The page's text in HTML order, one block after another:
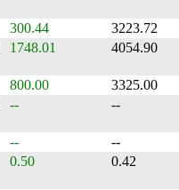
300.44
3223.72
1748.01 4054.90
800.00
3325.00
-- --
--
--
0.50 0.42